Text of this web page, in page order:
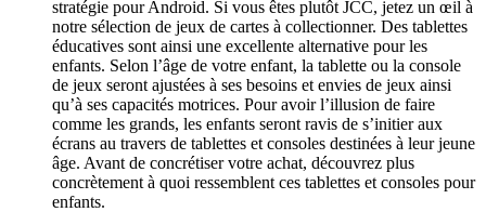
stratégie pour Android. Si vous êtes plutôt JCC, jetez un œil à
notre sélection de jeux de cartes à collectionner. Des tablettes
éducatives sont ainsi une excellente alternative pour les
enfants. Selon l’âge de votre enfant, la tablette ou la console
de jeux seront ajustées à ses besoins et envies de jeux ainsi
qu’à ses capacités motrices. Pour avoir l’illusion de faire
comme les grands, les enfants seront ravis de s’initier aux
écrans au travers de tablettes et consoles destinées à leur jeune
âge. Avant de concrétiser votre achat, découvrez plus
concrètement à quoi ressemblent ces tablettes et consoles pour
enfants.